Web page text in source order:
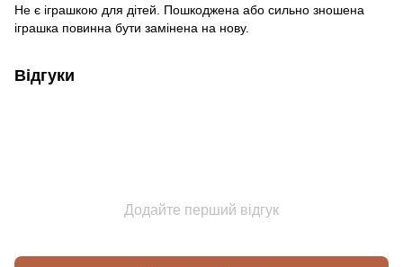
Не є іграшкою для дітей. Пошкоджена або сильно зношена
іграшка повинна бути замінена на нову.
Відгуки
Додайте перший відгук